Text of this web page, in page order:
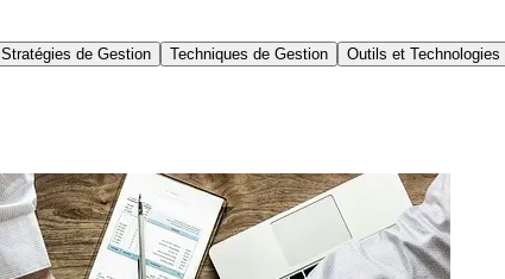
Stratégies de Gestion Techniques de Gestion Outils et Technologies